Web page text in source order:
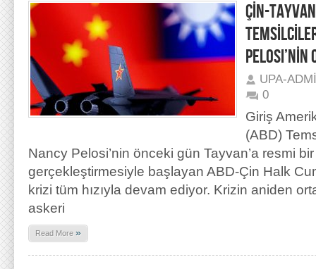
ÇİN-
UPA-
0
Giriş
(ABD)
Nancy Pelosi’nin önceki gün Tayvan’a resmi
gerçekleştirmesiyle başlayan ABD-Çin Halk
krizi tüm hızıyla devam ediyor. Krizin aniden
askeri
Read More »